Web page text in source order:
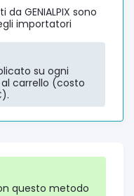
GENIALPIX sono
importatori
su ogni
carrello (costo
questo metodo